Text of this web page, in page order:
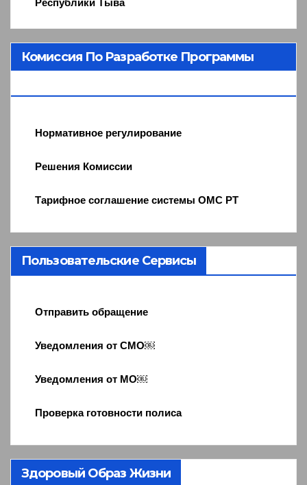
Республики Тыва
Комиссия По Разработке Программы
Нормативное регулирование
Решения Комиссии
Тарифное соглашение системы ОМС РТ
Пользовательские Сервисы
Отправить обращение
Уведомления от СМО￼
Уведомления от МО￼
Проверка готовности полиса
Здоровый Образ Жизни